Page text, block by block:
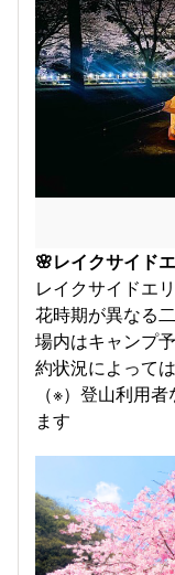
🌸レイクサイド
レイクサイドエ
花時期が異なる
場内はキャンプ
約状況によって
（※）登山利用
ます